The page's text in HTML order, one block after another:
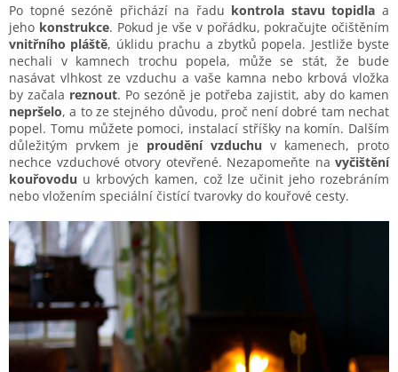
Po topné sezóně přichází na řadu kontrola stavu topidla a
jeho konstrukce. Pokud je vše v pořádku, pokračujte očištěním
vnitřního pláště, úklidu prachu a zbytků popela. Jestliže byste
nechali v kamnech trochu popela, může se stát, že bude
nasávat vlhkost ze vzduchu a vaše kamna nebo krbová vložka
by začala reznout. Po sezóně je potřeba zajistit, aby do kamen
nepršelo, a to ze stejného důvodu, proč není dobré tam nechat
popel. Tomu můžete pomoci, instalací stříšky na komín. Dalším
důležitým prvkem je proudění vzduchu v kamenech, proto
nechce vzduchové otvory otevřené. Nezapomeňte na vyčištění
kouřovodu u krbových kamen, což lze učinit jeho rozebráním
nebo vložením speciální čistící tvarovky do kouřové cesty.